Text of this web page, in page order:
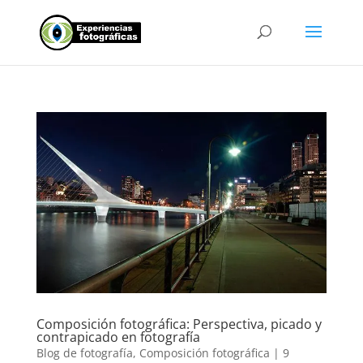
Composición fotográfica: Perspectiva, picado y
contrapicado en fotografía
Blog de fotografía, Composición fotográfica | 9